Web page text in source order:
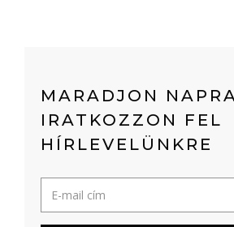
MARADJON
IRATKOZZON FEL
HÍRLEVELÜNKRE